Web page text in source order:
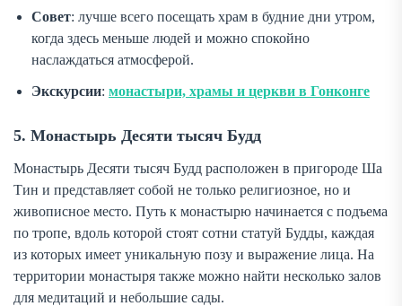
Совет: лучше всего посещать храм в будние дни утром,
когда здесь меньше людей и можно спокойно
наслаждаться атмосферой.
Экскурсии: монастыри, храмы и церкви в Гонконге
5. Монастырь Десяти тысяч Будд
Монастырь Десяти тысяч Будд расположен в пригороде Ша
Тин и представляет собой не только религиозное, но и
живописное место. Путь к монастырю начинается с подъема
по тропе, вдоль которой стоят сотни статуй Будды, каждая
из которых имеет уникальную позу и выражение лица. На
территории монастыря также можно найти несколько залов
для медитаций и небольшие сады.